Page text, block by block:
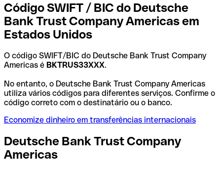
Código SWIFT / BIC do Deutsche
Bank Trust Company Americas em
Estados Unidos
O código SWIFT/BIC do Deutsche Bank Trust Company
Americas é BKTRUS33XXX.
No entanto, o Deutsche Bank Trust Company Americas
utiliza vários códigos para diferentes serviços. Confirme o
código correto com o destinatário ou o banco.
Economize dinheiro em transferências internacionais
Deutsche Bank Trust Company
Americas